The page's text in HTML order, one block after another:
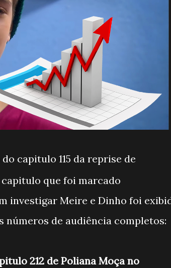
capitulo 115 da reprise de
capitulo que foi marcado
investigar Meire e Dinho foi
números de audiência completos:
212 de Poliana Moça no